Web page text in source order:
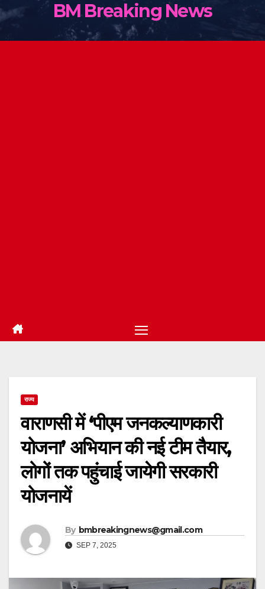
BM Breaking News
राज्य
वाराणसी में ‘पीएम जनकल्याणकारी
योजना’ अभियान की नई टीम तैयार,
लोगों तक पहुंचाई जायेगी सरकारी
योजनायें
By bmbreakingnews@gmail.com
SEP 7, 2025